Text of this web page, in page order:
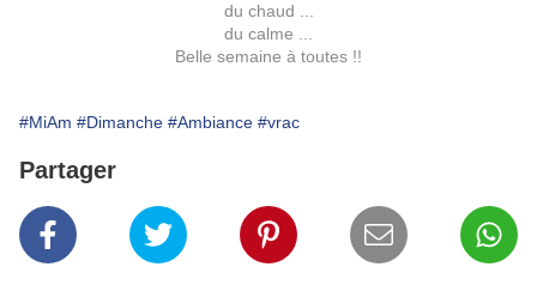
du chaud ...
du calme ...
Belle semaine à toutes !!
#MiAm #Dimanche #Ambiance #vrac
Partager